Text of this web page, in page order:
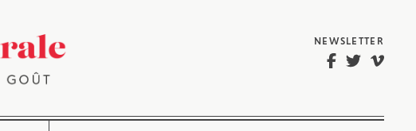
NEWSLETTER